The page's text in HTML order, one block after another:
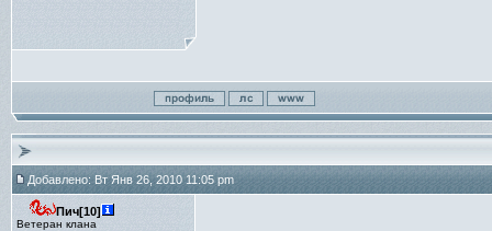
Добавлено: Вт Янв 26, 2010 11:05 pm
Пич[10]
Ветеран клана